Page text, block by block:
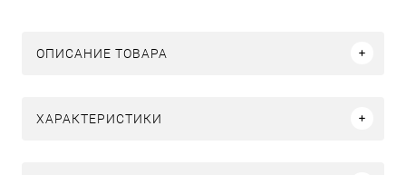
ОПИСАНИЕ ТОВАРА
ХАРАКТЕРИСТИКИ